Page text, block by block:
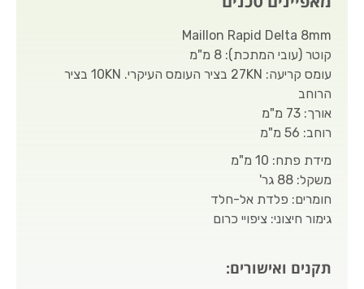
Maillon Rapid Delta 8mm
קוטר (עובי המתכת): 8 מ"מ
עומס קריעה: 27KN בציר העומס העיקרי. 10KN בציר
הרוחב
אורך: 73 מ"מ
רוחב: 56 מ"מ
מידת פתח: 10 מ"מ
משקל: 88 גר'
חומרים: פלדת אל-חלד
גימור חיצוני: ציפויי כרום
תקנים ואישורים: